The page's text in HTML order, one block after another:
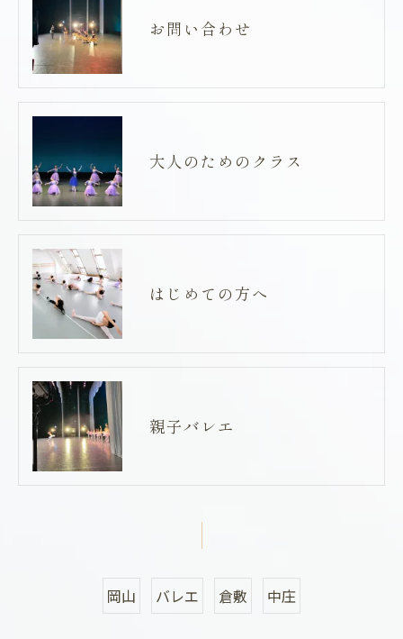
お問い合わせ
大人のためのクラス
はじめての方へ
親子バレエ
岡山 バレエ 倉敷 中庄